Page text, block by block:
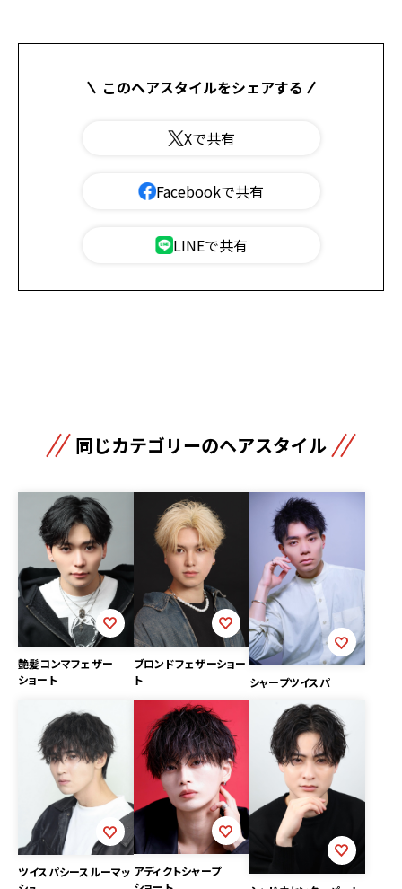
このヘアスタイルをシェアする
Xで共有
Facebookで共有
LINEで共有
同じカテゴリーのヘアスタイル
艶髪コンマフェザー
ショート
ブロンドフェザーショー
ト
シャープツイスパ
ツイスパシースルーマッ アディクトシャープ